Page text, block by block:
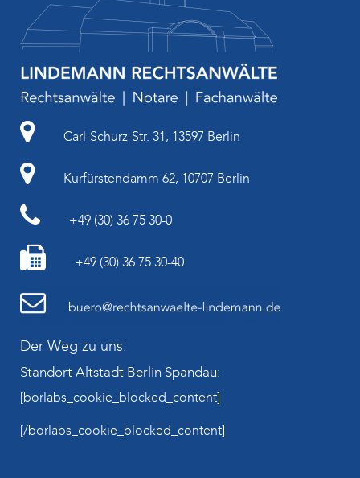
Carl-Schurz-Str. 31, 13597 Berlin
Kurfürstendamm 62, 10707 Berlin
+49 (30) 36 75 30-0
+49 (30) 36 75 30-40
Der Weg zu uns:
Standort Altstadt Berlin Spandau:
[borlabs_cookie_blocked_content]
[/borlabs_cookie_blocked_content]